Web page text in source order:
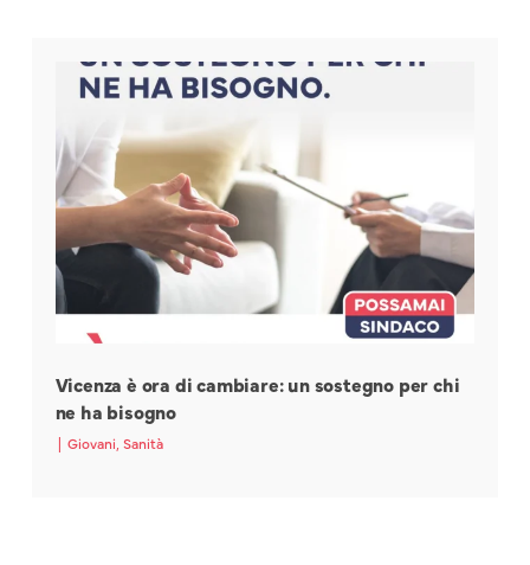
Vicenza è ora di cambiare: un sostegno per chi
ne ha bisogno
| Giovani, Sanità